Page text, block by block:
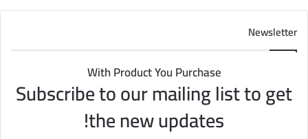
Newsletter
With Product You Purchase
Subscribe to our mailing list to get
the new updates!